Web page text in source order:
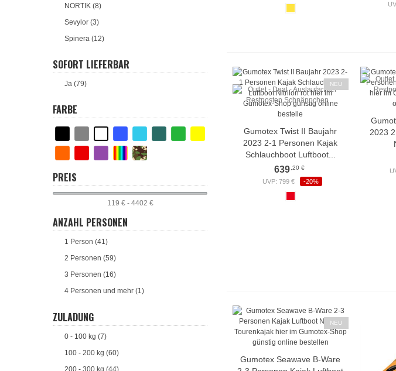
NORTIK (8)
Sevylor (3)
Spinera (12)
SOFORT LIEFERBAR
Ja (79)
FARBE
PREIS
119 € - 4402 €
ANZAHL PERSONEN
1 Person (41)
2 Personen (59)
3 Personen (16)
4 Personen und mehr (1)
ZULADUNG
0 - 100 kg (7)
100 - 200 kg (60)
200 - 300 kg (44)
NEU
Gumotex Twist II Baujahr
2023 2-1 Personen Kajak
Schlauchboot Luftboot...
639 ,20 €
UVP: 799 € -20%
2023
NEU
Gumotex Seawave B-Ware